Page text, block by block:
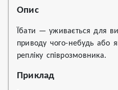
Опис
Їбати — уживається для
приводу чого-небудь або
репліку співрозмовника.
Приклад